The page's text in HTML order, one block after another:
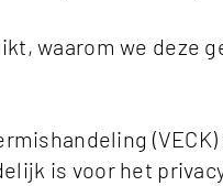
waarom we deze
is voor het